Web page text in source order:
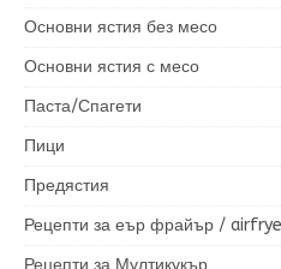
Основни ястия без месо
Основни ястия с месо
Паста/Спагети
Пици
Предястия
Рецепти за еър фрайър /